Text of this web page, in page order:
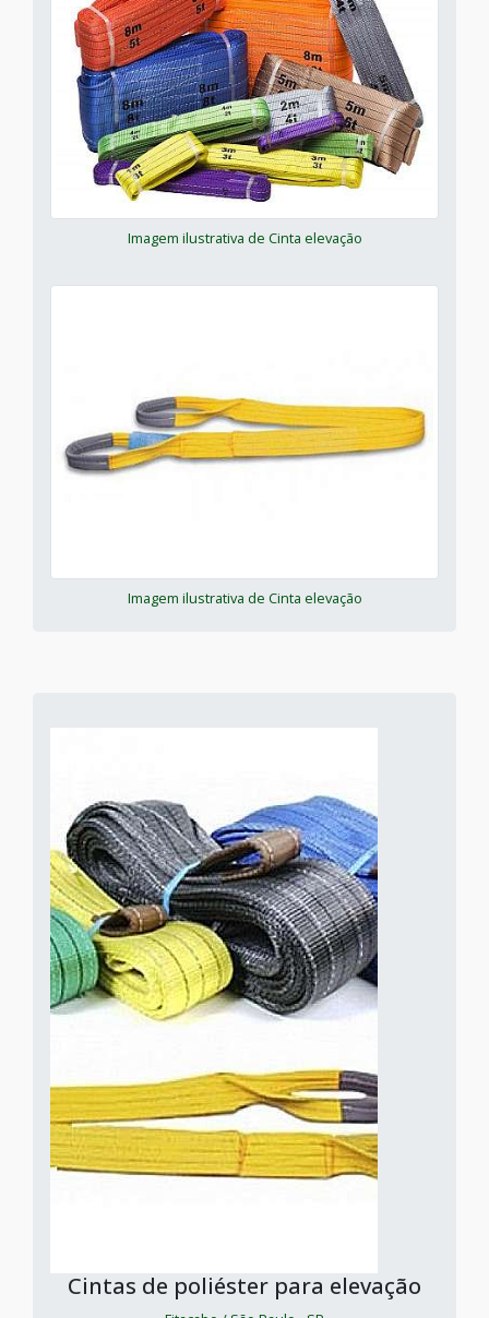
Imagem ilustrativa de Cinta elevação
Imagem ilustrativa de Cinta elevação
Cintas de poliéster para elevação